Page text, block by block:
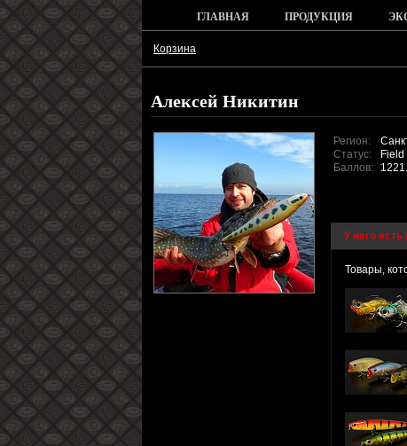
ГЛАВНАЯ ПРОДУКЦИЯ
Корзина
Алексей Никитин
Регион:
Статус:
Field
Баллов:
У него есть
Товары,